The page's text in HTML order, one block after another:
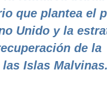
que plantea el
Unido y la
de la
Islas Malvinas.